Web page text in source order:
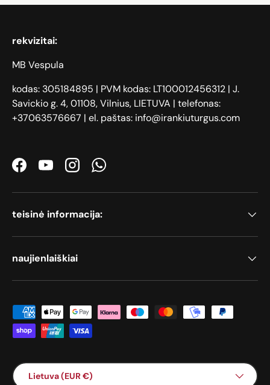
rekvizitai:
MB Vespula
kodas: 305184895 | PVM kodas: LT100012456312 | J.
Savickio g. 4, 01108, Vilnius, LIETUVA | telefonas:
+37063576667 | el. paštas: info@irankiuturgus.com
FacebookYouTubeInstagramWhatsApp
teisinė informacija:
naujienlaiškiai
Priimami mokėjimo būdai
Šalis / Regionas
Lietuva (EUR €)